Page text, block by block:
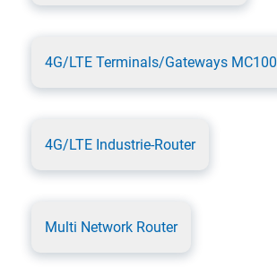
4G/LTE Terminals/Gateways MC100
4G/LTE Industrie-Router
Multi Network Router